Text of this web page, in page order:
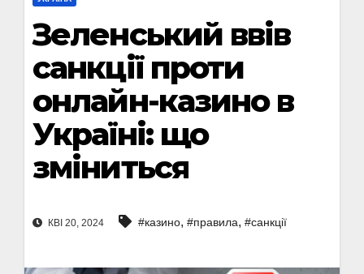
Зеленський ввів
санкції проти
онлайн-казино в
Україні: що
зміниться
КВІ 20, 2024 #казино, #правила, #санкції